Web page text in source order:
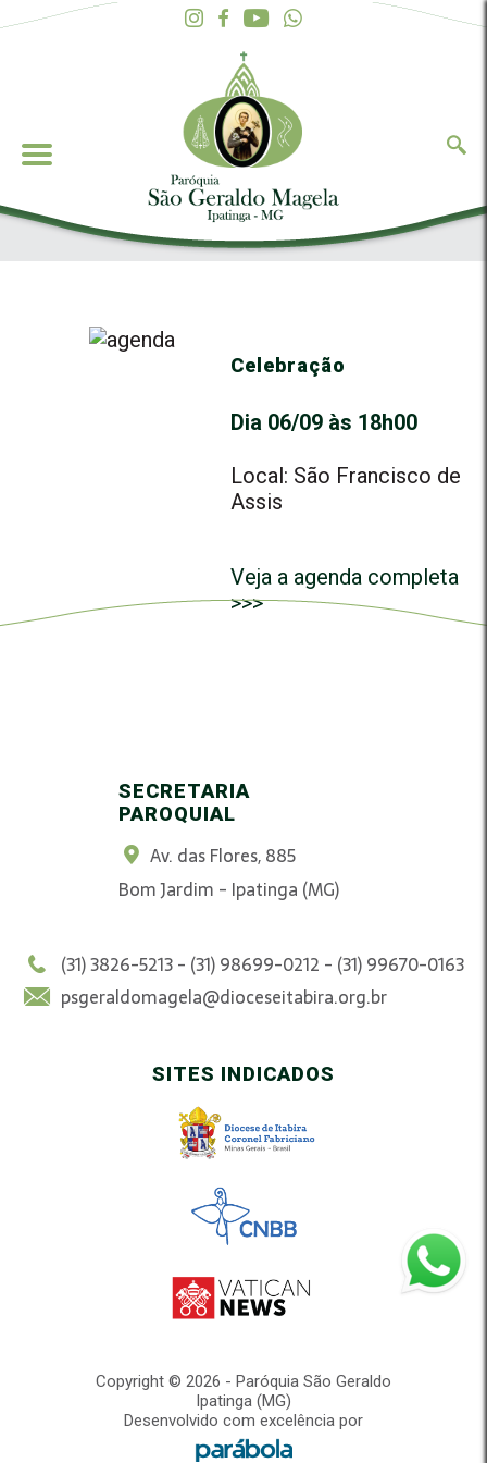
Celebração
Dia 06/09 às 18h00
Local: São Francisco de
Assis
Veja a agenda completa
>>>
SECRETARIA
PAROQUIAL
Av. das Flores, 885
Bom Jardim - Ipatinga (MG)
(31) 3826-5213 - (31) 98699-0212 - (31) 99670-0163
psgeraldomagela@dioceseitabira.org.br
SITES INDICADOS
Copyright © 2026 - Paróquia São Geraldo
Ipatinga (MG)
Desenvolvido com excelência por